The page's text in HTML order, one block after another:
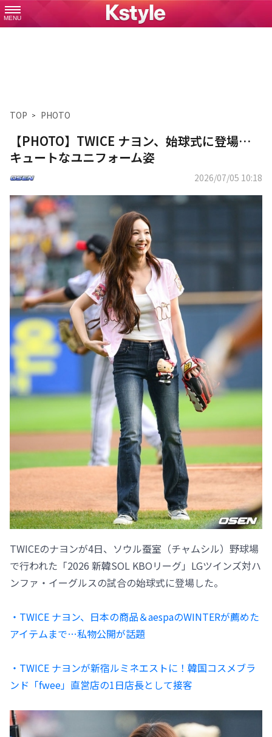
MENU
TOP PHOTO
【PHOTO】TWICE ナヨン、始球式に登場…
キュートなユニフォーム姿
2026/07/05 10:18
TWICEのナヨンが4日、ソウル蚕室（チャムシル）野球場
で行われた「2026 新韓SOL KBOリーグ」LGツインズ対ハ
ンファ・イーグルスの試合の始球式に登場した。
・TWICE ナヨン、日本の商品＆aespaのWINTERが薦めた
アイテムまで…私物公開が話題
・TWICE ナヨンが新宿ルミネエストに！韓国コスメブラ
ンド「fwee」直営店の1日店長として接客